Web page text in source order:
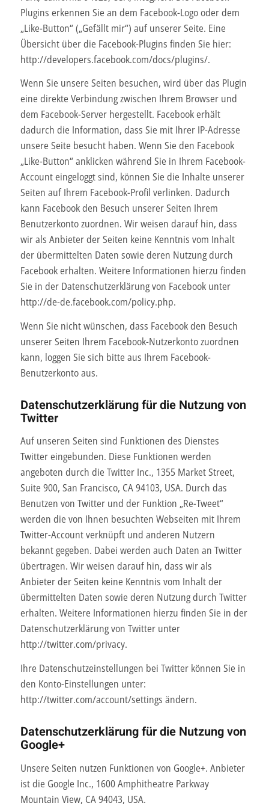
Plugins erkennen Sie an dem Facebook-Logo oder dem
„Like-Button“ („Gefällt mir“) auf unserer Seite. Eine
Übersicht über die Facebook-Plugins finden Sie hier:
http://developers.facebook.com/docs/plugins/.
Wenn Sie unsere Seiten besuchen, wird über das Plugin
eine direkte Verbindung zwischen Ihrem Browser und
dem Facebook-Server hergestellt. Facebook erhält
dadurch die Information, dass Sie mit Ihrer IP-Adresse
unsere Seite besucht haben. Wenn Sie den Facebook
„Like-Button“ anklicken während Sie in Ihrem Facebook-
Account eingeloggt sind, können Sie die Inhalte unserer
Seiten auf Ihrem Facebook-Profil verlinken. Dadurch
kann Facebook den Besuch unserer Seiten Ihrem
Benutzerkonto zuordnen. Wir weisen darauf hin, dass
wir als Anbieter der Seiten keine Kenntnis vom Inhalt
der übermittelten Daten sowie deren Nutzung durch
Facebook erhalten. Weitere Informationen hierzu finden
Sie in der Datenschutzerklärung von Facebook unter
http://de-de.facebook.com/policy.php.
Wenn Sie nicht wünschen, dass Facebook den Besuch
unserer Seiten Ihrem Facebook-Nutzerkonto zuordnen
kann, loggen Sie sich bitte aus Ihrem Facebook-
Benutzerkonto aus.
Datenschutzerklärung für die Nutzung von
Twitter
Auf unseren Seiten sind Funktionen des Dienstes
Twitter eingebunden. Diese Funktionen werden
angeboten durch die Twitter Inc., 1355 Market Street,
Suite 900, San Francisco, CA 94103, USA. Durch das
Benutzen von Twitter und der Funktion „Re-Tweet“
werden die von Ihnen besuchten Webseiten mit Ihrem
Twitter-Account verknüpft und anderen Nutzern
bekannt gegeben. Dabei werden auch Daten an Twitter
übertragen. Wir weisen darauf hin, dass wir als
Anbieter der Seiten keine Kenntnis vom Inhalt der
übermittelten Daten sowie deren Nutzung durch Twitter
erhalten. Weitere Informationen hierzu finden Sie in der
Datenschutzerklärung von Twitter unter
http://twitter.com/privacy.
Ihre Datenschutzeinstellungen bei Twitter können Sie in
den Konto-Einstellungen unter:
http://twitter.com/account/settings ändern.
Datenschutzerklärung für die Nutzung von
Google+
Unsere Seiten nutzen Funktionen von Google+. Anbieter
ist die Google Inc., 1600 Amphitheatre Parkway
Mountain View, CA 94043, USA.